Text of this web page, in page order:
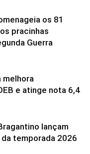
os 81
pracinhas
Guerra
melhora
e atinge nota 6,4
lançam
temporada 2026